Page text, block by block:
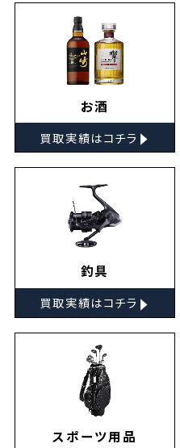
お酒
買取実績はコチラ ▸
釣具
買取実績はコチラ ▸
スポーツ用品